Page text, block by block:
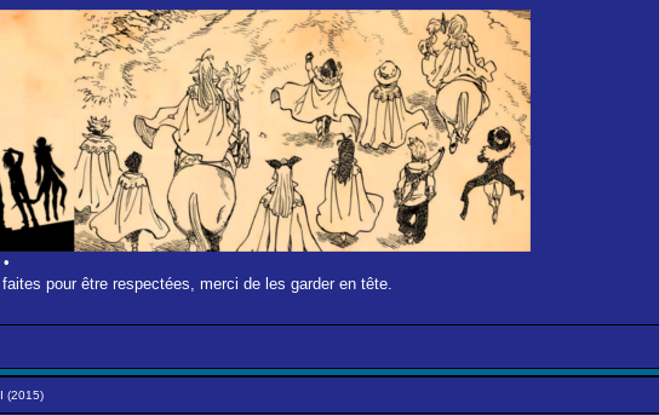
•
pour être respectées, merci de les garder en tête.
(2015)